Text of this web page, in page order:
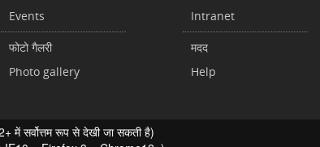
Events
फोटो गैलरी
Photo gallery
Intranet
मदद
Help
में सर्वोत्तम रूप से देखी जा सकती है)